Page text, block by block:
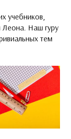
учебников,
Леона. Наш гуру
тем